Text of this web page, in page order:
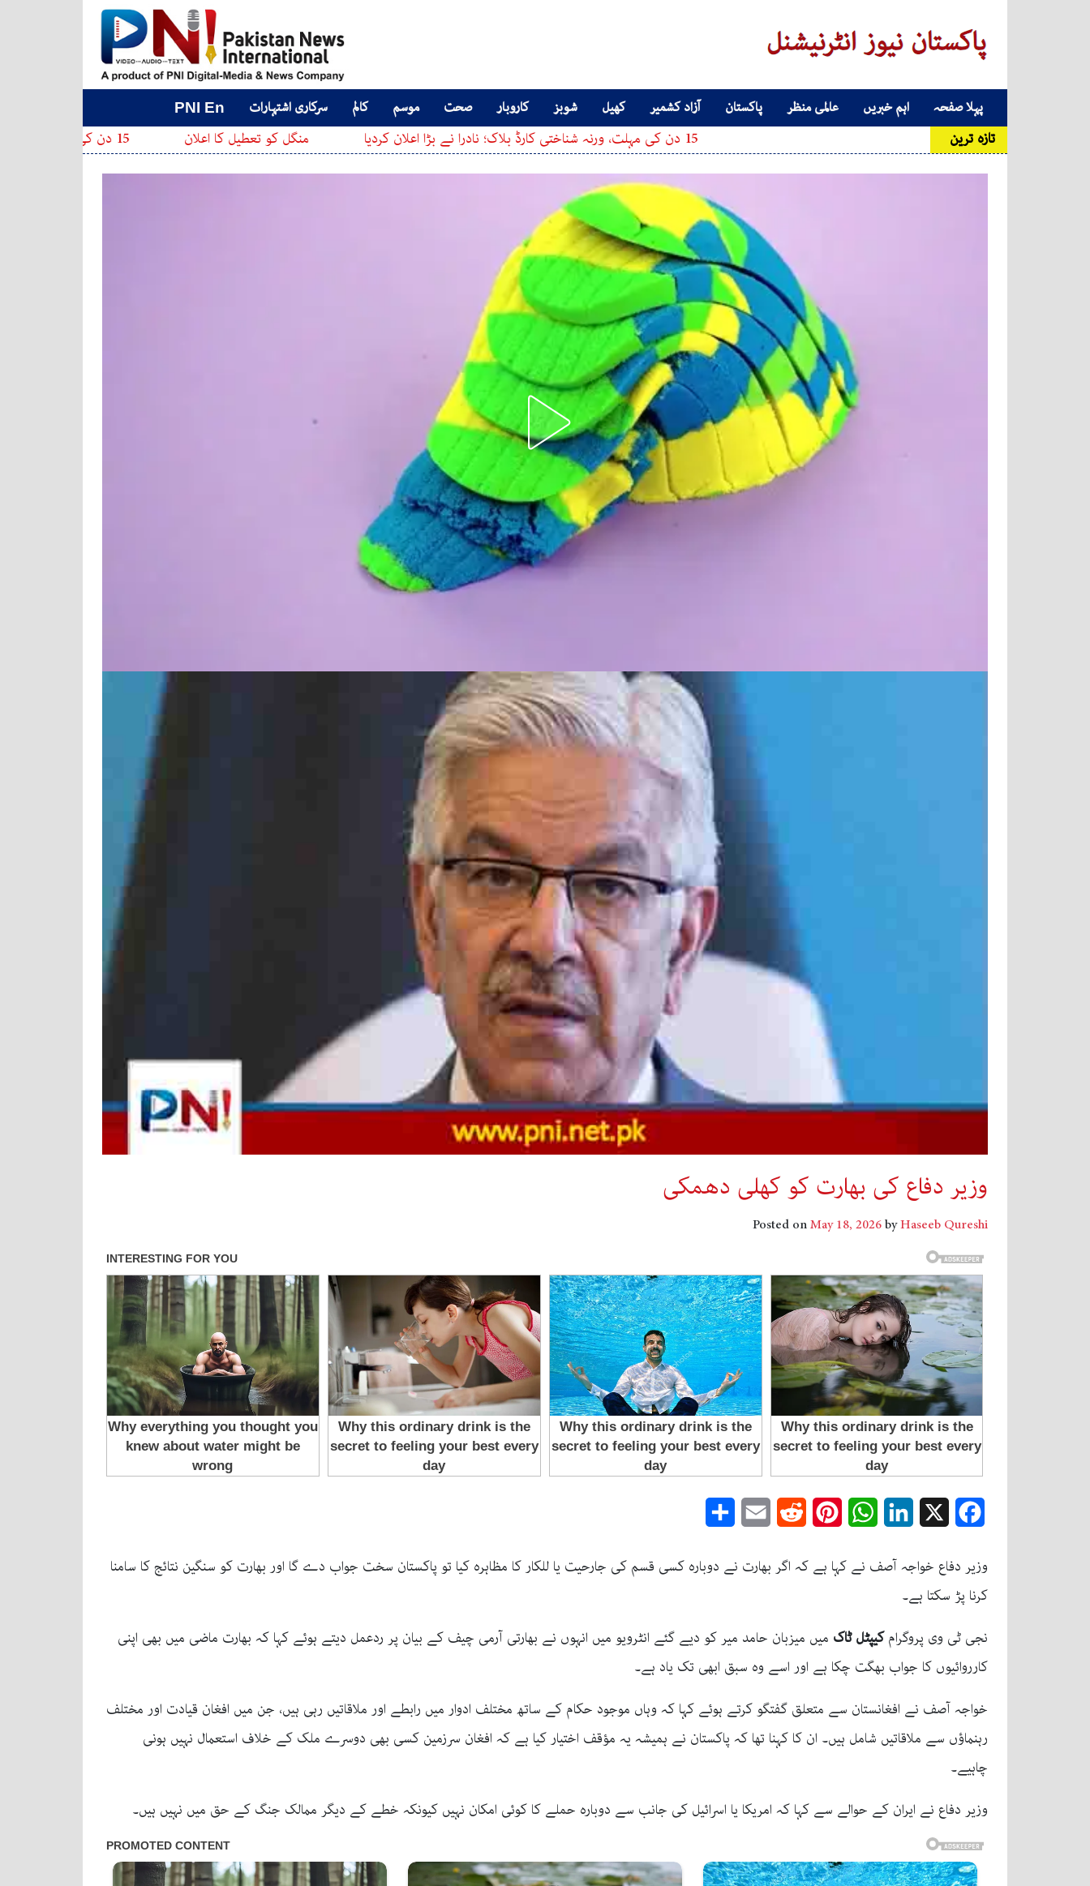
Main Navigationپہلا صفحہ اہم خبریں عالمی منظر پاکستان آزاد کشمیر کھیل شوبز کاروبار صحت موسم کالم سرکاری اشتہارات PNI En
تازہ ترین 15 دن کی مہلت، ورنہ شناختی کارڈ بلاک؛ نادرا نے بڑا اعلان کردیا منگل کو تعطیل کا اعلان
وزیر دفاع کی بھارت کو کھلی دھمکی
Posted onMay 18, 2026byHaseeb Qureshi
Facebook
LinkedIn
WhatsApp
Pinterest
Reddit
Email
وزیر دفاع خواجہ آصف نے کہا ہے کہ اگر بھارت نے دوبارہ کسی قسم کی جارحیت یا للکار کا مظاہرہ کیا تو پاکستان سخت جواب دے گا اور بھارت کو سنگین نتائج کا سامنا
کرنا پڑ سکتا ہے۔
نجی ٹی وی پروگرامکیپٹل ٹاک میں میزبان حامد میر کو دیے گئے انٹرویو میں انہوں نے بھارتی آرمی چیف کے بیان پر ردعمل دیتے ہوئے کہا کہ بھارت ماضی میں بھی اپنی
کارروائیوں کا جواب بھگت چکا ہے اور اسے وہ سبق ابھی تک یاد ہے۔
خواجہ آصف نے افغانستان سے متعلق گفتگو کرتے ہوئے کہا کہ وہاں موجود حکام کے ساتھ مختلف ادوار میں رابطے اور ملاقاتیں رہی ہیں، جن میں افغان قیادت اور مختلف
رہنماؤں سے ملاقاتیں شامل ہیں۔ ان کا کہنا تھا کہ پاکستان نے ہمیشہ یہ مؤقف اختیار کیا ہے کہ افغان سرزمین کسی بھی دوسرے ملک کے خلاف استعمال نہیں ہونی
چاہیے۔
وزیر دفاع نے ایران کے حوالے سے کہا کہ امریکا یا اسرائیل کی جانب سے دوبارہ حملے کا کوئی امکان نہیں کیونکہ خطے کے دیگر ممالک جنگ کے حق میں نہیں ہیں۔